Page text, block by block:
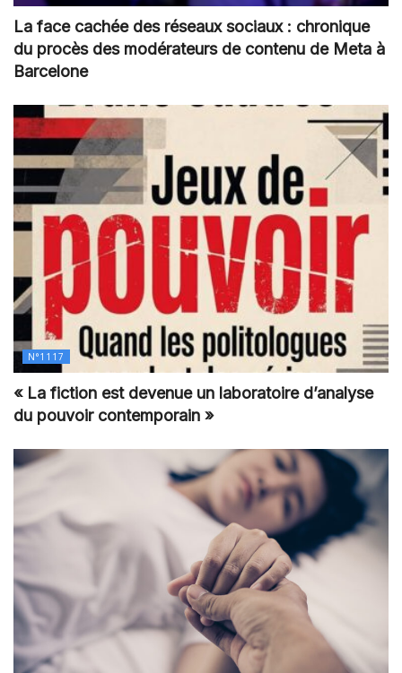
La face cachée des réseaux sociaux : chronique
du procès des modérateurs de contenu de Meta à
Barcelone
N°1117
« La fiction est devenue un laboratoire d’analyse
du pouvoir contemporain »